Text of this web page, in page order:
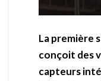
La première
conçoit des
capteurs